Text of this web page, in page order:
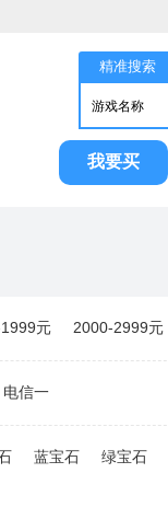
精准搜索
游戏名称
我要买
元 2000-2999元
电信一
蓝宝石 绿宝石